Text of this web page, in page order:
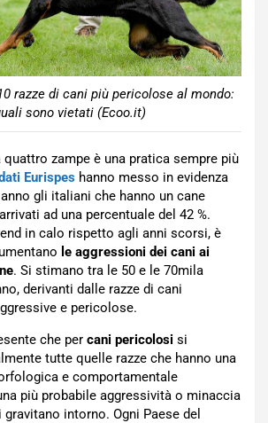
razze di cani più pericolose al mondo:
sono vietati (Ecoo.it)
zampe è una pratica sempre più
Eurispes hanno messo in evidenza
gli italiani che hanno un cane
ad una percentuale del 42 %.
in calo rispetto agli anni scorsi, è
le aggressioni dei cani ai
. Si stimano tra le 50 e le 70mila
derivanti dalle razze di cani
e pericolose.
che per cani pericolosi si
tutte quelle razze che hanno una
e comportamentale
più probabile aggressività o minaccia
intorno. Ogni Paese del